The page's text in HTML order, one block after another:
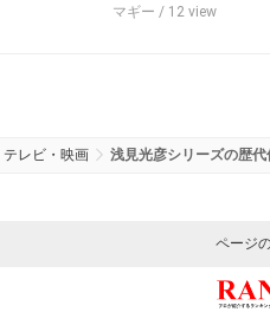
マギー / 12 view
テレビ・映画 浅見光彦シリーズの歴
ページ